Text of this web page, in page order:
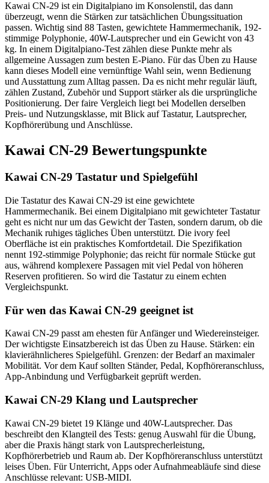
Kawai CN-29 ist ein Digitalpiano im Konsolenstil, das dann
überzeugt, wenn die Stärken zur tatsächlichen Übungssituation
passen. Wichtig sind 88 Tasten, gewichtete Hammermechanik, 192-
stimmige Polyphonie, 40W-Lautsprecher und ein Gewicht von 43
kg. In einem Digitalpiano-Test zählen diese Punkte mehr als
allgemeine Aussagen zum besten E-Piano. Für das Üben zu Hause
kann dieses Modell eine vernünftige Wahl sein, wenn Bedienung
und Ausstattung zum Alltag passen. Da es nicht mehr regulär läuft,
zählen Zustand, Zubehör und Support stärker als die ursprüngliche
Positionierung. Der faire Vergleich liegt bei Modellen derselben
Preis- und Nutzungsklasse, mit Blick auf Tastatur, Lautsprecher,
Kopfhörerübung und Anschlüsse.
Kawai CN-29 Bewertungspunkte
Kawai CN-29 Tastatur und Spielgefühl
Die Tastatur des Kawai CN-29 ist eine gewichtete
Hammermechanik. Bei einem Digitalpiano mit gewichteter Tastatur
geht es nicht nur um das Gewicht der Tasten, sondern darum, ob die
Mechanik ruhiges tägliches Üben unterstützt. Die ivory feel
Oberfläche ist ein praktisches Komfortdetail. Die Spezifikation
nennt 192-stimmige Polyphonie; das reicht für normale Stücke gut
aus, während komplexere Passagen mit viel Pedal von höheren
Reserven profitieren. So wird die Tastatur zu einem echten
Vergleichspunkt.
Für wen das Kawai CN-29 geeignet ist
Kawai CN-29 passt am ehesten für Anfänger und Wiedereinsteiger.
Der wichtigste Einsatzbereich ist das Üben zu Hause. Stärken: ein
klavierähnlicheres Spielgefühl. Grenzen: der Bedarf an maximaler
Mobilität. Vor dem Kauf sollten Ständer, Pedal, Kopfhöreranschluss,
App-Anbindung und Verfügbarkeit geprüft werden.
Kawai CN-29 Klang und Lautsprecher
Kawai CN-29 bietet 19 Klänge und 40W-Lautsprecher. Das
beschreibt den Klangteil des Tests: genug Auswahl für die Übung,
aber die Praxis hängt stark von Lautsprecherleistung,
Kopfhörerbetrieb und Raum ab. Der Kopfhöreranschluss unterstützt
leises Üben. Für Unterricht, Apps oder Aufnahmeabläufe sind diese
Anschlüsse relevant: USB-MIDI.